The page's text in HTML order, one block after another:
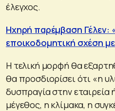
έλεγχος.
Ηχηρή παρέμβαση Γέλεν:
εποικοδομητική σχέση
Η τελική μορφή θα
θα προσδιορίσει ότι «η
δυσπραγία στην εταιρεία
μέγεθος, η κλίμακα, η